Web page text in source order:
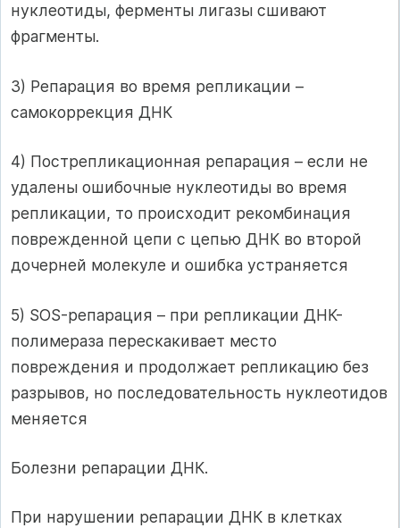
нуклеотиды, ферменты лигазы сшивают
фрагменты.
3) Репарация во время репликации –
самокоррекция ДНК
4) Пострепликационная репарация – если не
удалены ошибочные нуклеотиды во время
репликации, то происходит рекомбинация
поврежденной цепи с цепью ДНК во второй
дочерней молекуле и ошибка устраняется
5) SOS-репарация – при репликации ДНК-
полимераза перескакивает место
повреждения и продолжает репликацию без
разрывов, но последовательность нуклеотидов
меняется
Болезни репарации ДНК.
При нарушении репарации ДНК в клетках